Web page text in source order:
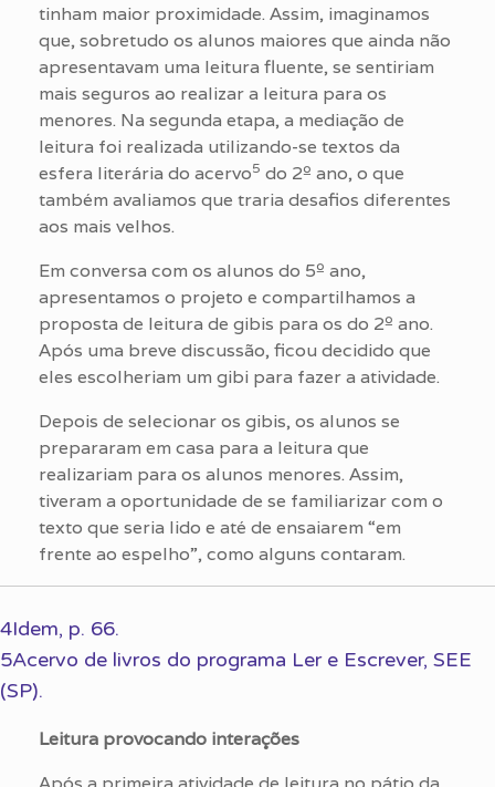
tinham maior proximidade. Assim, imaginamos
que, sobretudo os alunos maiores que ainda não
apresentavam uma leitura fluente, se sentiriam
mais seguros ao realizar a leitura para os
menores. Na segunda etapa, a mediação de
leitura foi realizada utilizando-se textos da
esfera literária do acervo5 do 2º ano, o que
também avaliamos que traria desafios diferentes
aos mais velhos.
Em conversa com os alunos do 5º ano,
apresentamos o projeto e compartilhamos a
proposta de leitura de gibis para os do 2º ano.
Após uma breve discussão, ficou decidido que
eles escolheriam um gibi para fazer a atividade.
Depois de selecionar os gibis, os alunos se
prepararam em casa para a leitura que
realizariam para os alunos menores. Assim,
tiveram a oportunidade de se familiarizar com o
texto que seria lido e até de ensaiarem “em
frente ao espelho”, como alguns contaram.
4Idem, p. 66.
5Acervo de livros do programa Ler e Escrever, SEE
(SP).
Leitura provocando interações